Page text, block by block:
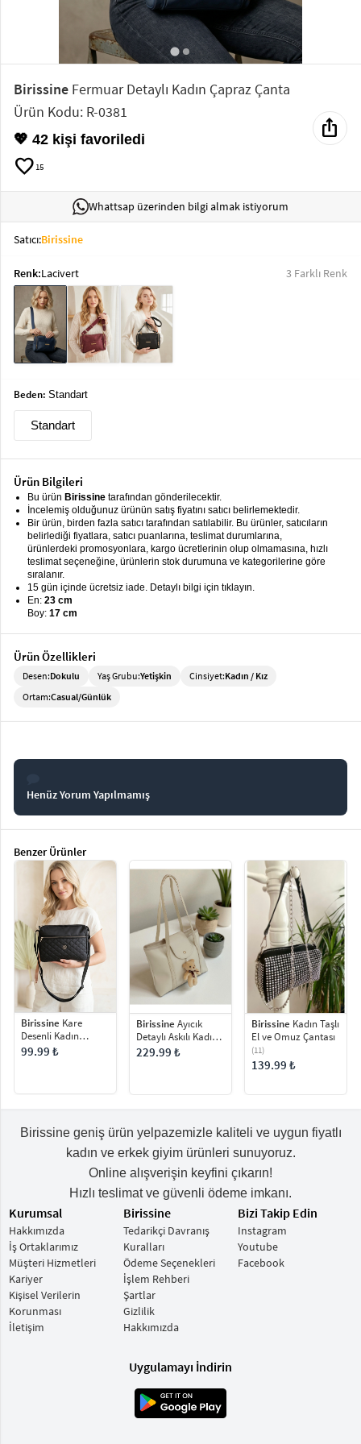
T-Shirt
Ev
Giyimkeyboard_arrow_down
Elbise
Alt
keyboard_arrow_down
Dış
Giyim keyboard_arrow_down
Tesettür
Giyim
keyboard_arrow_down
Büyük
Bedenkeyboard_arrow_down
keyboard_arrow_down
Birissine Fermuar Detaylı Kadın Çapraz Çanta
Ürün Kodu: R-0381
💖 42 kişi favoriledi
favorite15
ios_share
Whattsap üzerinden bilgi almak istiyorum
Satıcı:Birissine
Renk:Lacivert 3 Farklı Renk
Beden: Standart
Standart
Ürün Bilgileri
Bu ürün Birissine tarafından gönderilecektir.
İncelemiş olduğunuz ürünün satış fiyatını satıcı belirlemektedir.
Bir ürün, birden fazla satıcı tarafından satılabilir. Bu ürünler, satıcıların
belirlediği fiyatlara, satıcı puanlarına, teslimat durumlarına,
ürünlerdeki promosyonlara, kargo ücretlerinin olup olmamasına, hızlı
teslimat seçeneğine, ürünlerin stok durumuna ve kategorilerine göre
sıralanır.
15 gün içinde ücretsiz iade. Detaylı bilgi için tıklayın.
En: 23 cm
Boy: 17 cm
Ürün Özellikleri
Desen:Dokulu Yaş Grubu:Yetişkin Cinsiyet:Kadın / Kız
Ortam:Casual/Günlük
Henüz Yorum Yapılmamış
Benzer Ürünler
Birissine Kare
Desenli Kadın
Çapraz Çanta
99.99 ₺
Birissine Ayıcık
Detaylı Askılı Kadın
Omuz Çantası
229.99 ₺
Birissine Kadın Taşlı
El ve Omuz Çantası
(11)
139.99 ₺
Birissine geniş ürün yelpazemizle kaliteli ve uygun fiyatlı
kadın ve erkek giyim ürünleri sunuyoruz.
Online alışverişin keyfini çıkarın!
Hızlı teslimat ve güvenli ödeme imkanı.
Kurumsal
Hakkımızda
İş Ortaklarımız
Müşteri Hizmetleri
Kariyer
Kişisel Verilerin
Korunması
İletişim
Birissine
Tedarikçi Davranış
Kuralları
Ödeme Seçenekleri
İşlem Rehberi
Şartlar
Gizlilik
Hakkımızda
Bizi Takip Edin
Instagram
Youtube
Facebook
Uygulamayı İndirin